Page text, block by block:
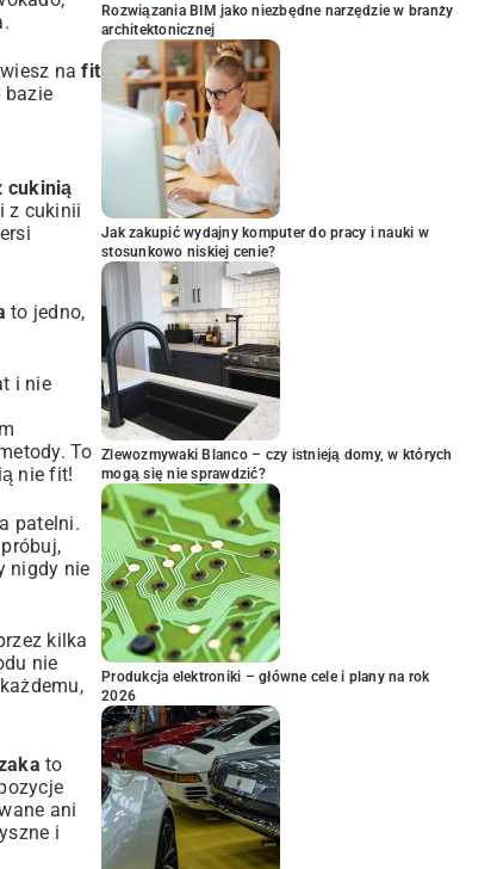
nafit
cukinią
z cukinii
to jedno,
i nie
To
nie fit!
patelni.
nigdy nie
kilka
nie
to
ani
i
Rozwiązania BIM jako niezbędne narzędzie w branży
architektonicznej
Jak zakupić wydajny komputer do pracy i nauki w
stosunkowo niskiej cenie?
Zlewozmywaki Blanco – czy istnieją domy, w których
mogą się nie sprawdzić?
Produkcja elektroniki – główne cele i plany na rok
2026